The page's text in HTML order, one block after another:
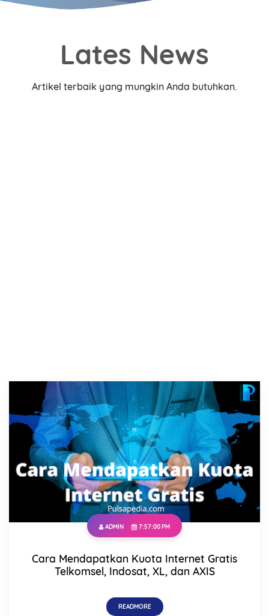
Lates News
Artikel terbaik yang mungkin Anda butuhkan.
ADMIN 7:57:00 PM
Cara Mendapatkan Kuota Internet Gratis
Telkomsel, Indosat, XL, dan AXIS
READMORE